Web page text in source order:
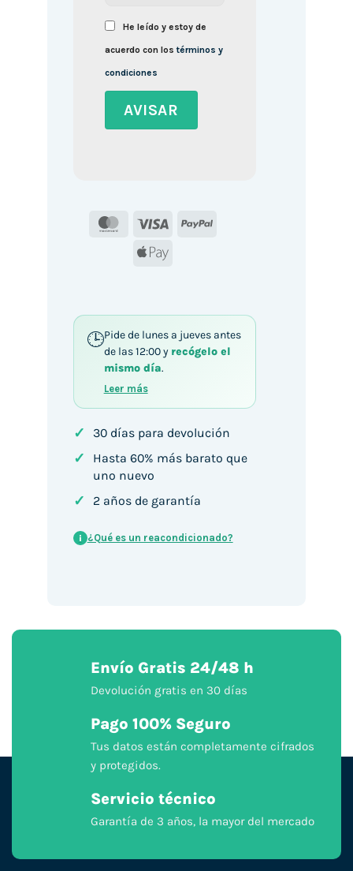
He leído y estoy de
acuerdo con lostérminos y
condiciones
MasterCard
Visa
PayPal
Apple
Pide de lunes a jueves antes
de las 12:00 y recógelo el
mismo día.
Leer más
✓ 30 días para devolución
✓
Hasta 60% más barato que
uno nuevo
✓ 2 años de garantía
i ¿Qué es un reacondicionado?
Envío Gratis 24/48 h
Devolución gratis en 30 días
Pago 100% Seguro
Tus datos están completamente cifrados
y protegidos.
Servicio técnico
Garantía de 3 años, la mayor del mercado